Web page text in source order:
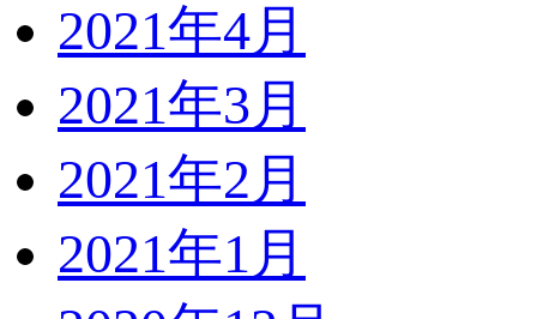
2021年4月
2021年3月
2021年2月
2021年1月